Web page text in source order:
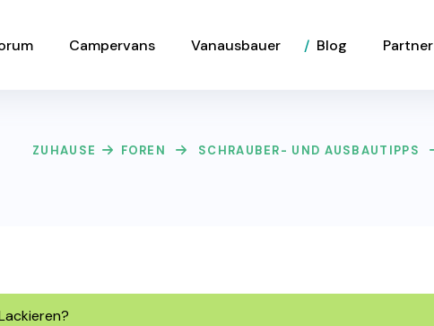
Campervans Vanausbauer Blog Partner
ZUHAUSE FOREN SCHRAUBER- UND AUSBAUTIPPS